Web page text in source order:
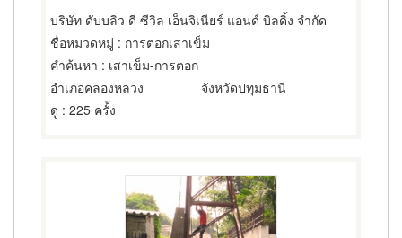
บริษัท ดับบลิว ดี ซีวิล เอ็นจิเนียร์ แอนด์ บิลดิ้ง จำกัด
ชื่อหมวดหมู่ : การตอกเสาเข็ม
คำค้นหา : เสาเข็ม-การตอก
อำเภอคลองหลวง
จังหวัดปทุมธานี
ดู : 225 ครั้ง